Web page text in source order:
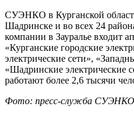
СУЭНКО в Курганской
Шадринске и во всех 24
компании в Зауралье входит
«Курганские городские
электрические сети»,
«Шадринские электрические
работают более 2,6 тысячи
Фото: пресс-служба СУЭНКО